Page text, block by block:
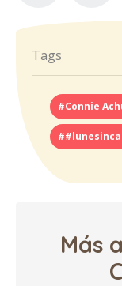
Tags
#Connie
Más